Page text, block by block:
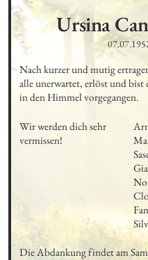
Ursina
Nach kurzer und mutig
alle unerwartet, erlöst und bist
in den Himmel vorgegangen.
Wir werden dich sehr
vermissen!
Die Abdankung findet am